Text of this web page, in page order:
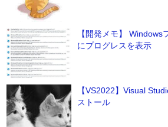
【開発メモ】
にプログレスを表示
【VS2022】Visual
ストール